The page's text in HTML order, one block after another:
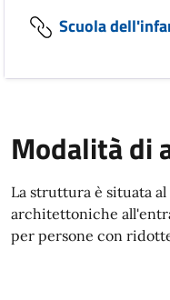
Scuola
Modalità di
La struttura è situata
architettoniche
per persone con